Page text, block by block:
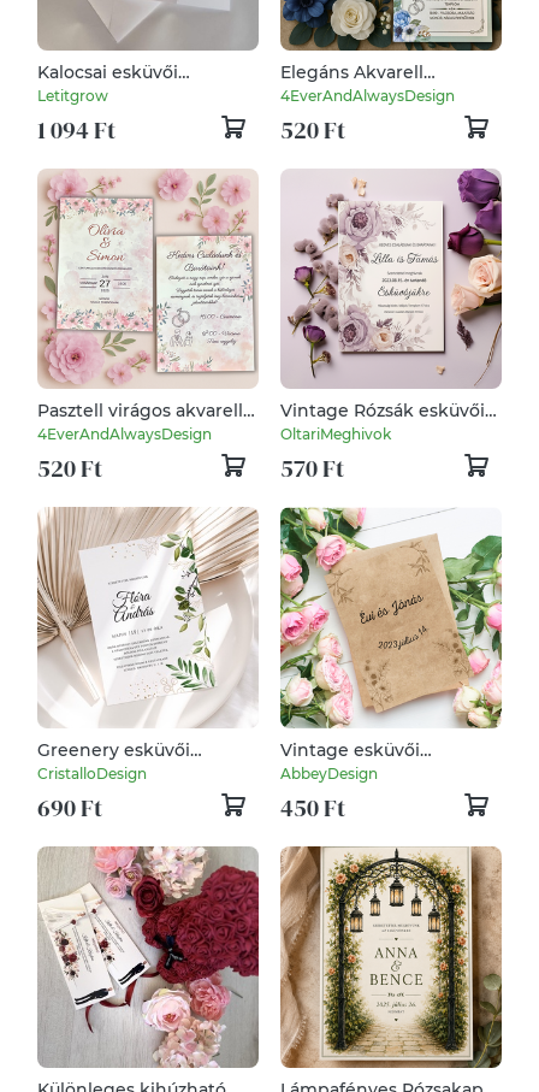
Kalocsai esküvői
meghívó, középen nyíló,
hozzáillő kézműves
borítékkal
Letitgrow
1 094 Ft
Elegáns Akvarell
Zöldeskék Virágos
Esküvői Meghívó
4EverAndAlwaysDesign
520 Ft
Pasztell virágos akvarell
esküvői meghívó
romantikus stílusban
4EverAndAlwaysDesign
520 Ft
Vintage Rózsák esküvői
meghívó
OltariMeghivok
570 Ft
Greenery esküvői
meghívó, kártya
CristalloDesign
690 Ft
Vintage esküvői
meghívó
AbbeyDesign
450 Ft